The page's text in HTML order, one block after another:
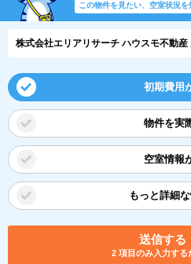
この物件を見たい、空室状況を
株式会社エリアリサーチ ハウスモ不動産
初期費用
物件を実
空室情報
もっと詳細
送信する
2 項目のみ入力する